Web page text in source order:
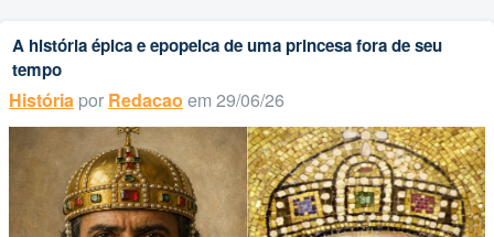
A história épica e epopeica de uma princesa fora de seu
tempo
História por Redacao em 29/06/26